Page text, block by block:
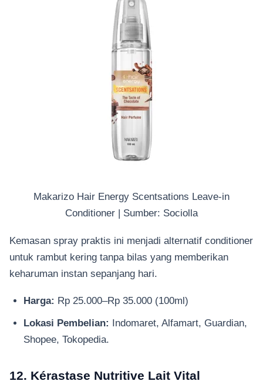
Makarizo Hair Energy Scentsations Leave-in
Conditioner | Sumber: Sociolla
Kemasan spray praktis ini menjadi alternatif conditioner
untuk rambut kering tanpa bilas yang memberikan
keharuman instan sepanjang hari.
Harga: Rp 25.000–Rp 35.000 (100ml)
Lokasi Pembelian: Indomaret, Alfamart, Guardian,
Shopee, Tokopedia.
12. Kérastase Nutritive Lait Vital